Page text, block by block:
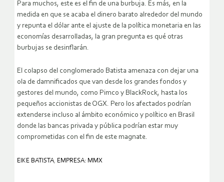
Para muchos, este es el fin de una burbuja. Es más, en la
medida en que se acaba el dinero barato alrededor del mundo
y repunta el dólar ante el ajuste de la política monetaria en las
economías desarrolladas, la gran pregunta es qué otras
burbujas se desinflarán.
El colapso del conglomerado Batista amenaza con dejar una
ola de damnificados que van desde los grandes fondos y
gestores del mundo, como Pimco y BlackRock, hasta los
pequeños accionistas de OGX. Pero los afectados podrían
extenderse incluso al ámbito económico y político en Brasil
donde las bancas privada y pública podrían estar muy
comprometidas con el fin de este magnate.
EIKE BATISTA, EMPRESA: MMX